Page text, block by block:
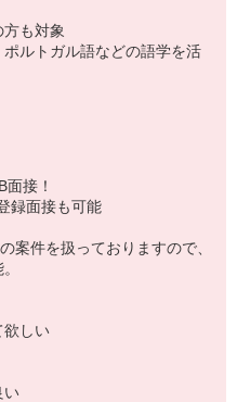
も対象
ルトガル語などの語学を活
接！
録面接も可能
案件を扱っておりますので、
欲しい
い